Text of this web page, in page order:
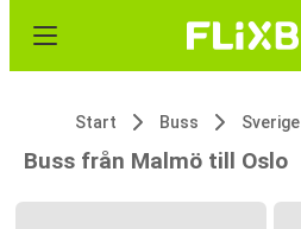
Start Buss Sverige
Buss från Malmö till Oslo